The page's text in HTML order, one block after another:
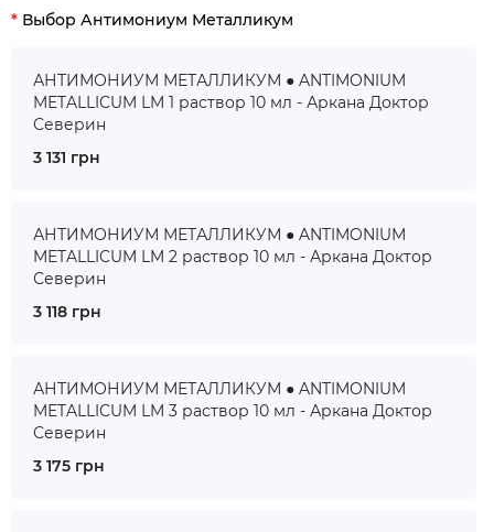
Выбор Антимониум Металликум
АНТИМОНИУМ МЕТАЛЛИКУМ ● ANTIMONIUM
METALLICUM LM 1 раствор 10 мл - Аркана Доктор
Северин
3 131 грн
АНТИМОНИУМ МЕТАЛЛИКУМ ● ANTIMONIUM
METALLICUM LM 2 раствор 10 мл - Аркана Доктор
Северин
3 118 грн
АНТИМОНИУМ МЕТАЛЛИКУМ ● ANTIMONIUM
METALLICUM LM 3 раствор 10 мл - Аркана Доктор
Северин
3 175 грн